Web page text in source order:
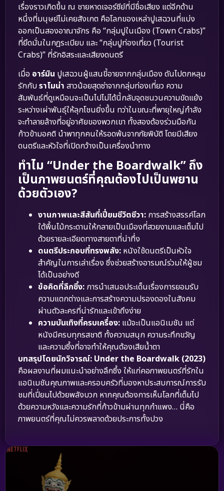
เรื่องราวเกิดขึ้น ณ ชายหาดเจอร์ซีย์ที่มีชื่อเสียง แต่อีกด้าน
หนึ่งที่มนุษย์ไม่เคยสังเกต คือโลกของเหล่าปูเสฉวนที่แบ่ง
ออกเป็นสองอาณาจักร คือ “กลุ่มปูในเมือง (Town Crabs)”
ที่ยึดมั่นในกฎระเบียบ และ “กลุ่มปูท่องเที่ยว (Tourist
Crabs)” ที่รักอิสระและเสียงดนตรี
เมื่อ อาร์มิน ปูเสฉวนผู้แสนขี้อายจากกลุ่มเมือง ดันไปตกหลุม
รักกับราโมน่า สาวน้อยสุดซ่าจากกลุ่มท่องเที่ยว ความ
สัมพันธ์ที่ดูเหมือนจะเป็นไปไม่ได้นี้กลับจุดชนวนความขัดแย้ง
ระหว่างเผ่าพันธุ์ให้ลุกโชนยิ่งขึ้น ทว่าในขณะที่พายุใหญ่กำลัง
จะทำลายล้างที่อยู่อาศัยของพวกเขา ทั้งสองต้องร่วมมือกัน
ก้าวข้ามอคติ นำพาทุกคนให้รอดพ้นจากภัยพิบัติ โดยมีเสียง
ดนตรีและหัวใจที่เปิดกว้างเป็นเครื่องนำทาง
ทำไม “Under the Boardwalk” ถึง
เป็นภาพยนตร์ที่คุณต้องไปเป็นพยาน
ด้วยตัวเอง?
งานภาพและสีสันที่เปี่ยมชีวิตชีวา: การสร้างสรรค์โลก
ใต้พื้นไม้กระดานให้กลายเป็นเมืองที่สวยงามและเต็มไป
ด้วยรายละเอียดทางสายตาที่น่าทึ่ง
ดนตรีประกอบที่ทรงพลัง: หนังใช้ดนตรีเป็นหัวใจ
สำคัญในการเล่าเรื่อง ซึ่งช่วยสร้างอารมณ์ร่วมให้ผู้ชม
ได้เป็นอย่างดี
ข้อคิดที่ลึกซึ้ง: การนำเสนอประเด็นเรื่องการยอมรับ
ความแตกต่างและการสร้างความปรองดองในสังคม
ผ่านตัวละครที่น่ารักและเข้าถึงง่าย
ความบันเทิงที่ครบเครื่อง: แม้จะเป็นแอนิเมชัน แต่
หนังมีครบทุกรสชาติ ทั้งความสนุก ความระทึกขวัญ
และความซึ้งที่อาจทำให้คุณต้องเสียน้ำตา
บทสรุปโดยนักวิจารณ์: Under the Boardwalk (2023)
คือผลงานที่ผมแนะนำอย่างลึกซึ้ง ให้แก่คอภาพยนตร์ที่รักใน
แอนิเมชันคุณภาพและครอบครัวที่มองหาประสบการณ์การรับ
ชมที่เปี่ยมไปด้วยพลังบวก หากคุณต้องการเห็นโลกที่เต็มไป
ด้วยความหวังและความรักที่ก้าวข้ามผ่านทุกกำแพง… นี่คือ
ภาพยนตร์ที่คุณไม่ควรพลาดด้วยประการทั้งปวง